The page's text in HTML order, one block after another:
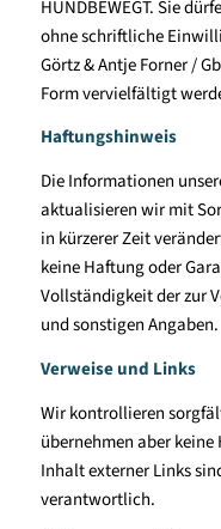
HUNDBEWEGT. Sie
ohne schriftliche
Görtz & Antje Forner /
Form vervielfältigt
Haftungshinweis
Die Informationen
aktualisieren wir mit
in kürzerer Zeit
keine Haftung oder
Vollständigkeit der zur
und sonstigen Angaben.
Verweise und Links
Wir kontrollieren
übernehmen aber
Inhalt externer Links
verantwortlich.